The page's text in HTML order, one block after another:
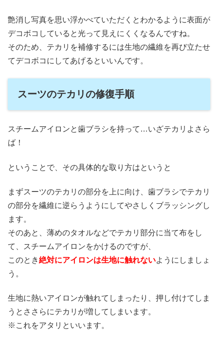
艶消し写真を思い浮かべていただくとわかるように表面が
デコボコしていると光って見えにくくなるんですね。
そのため、テカリを補修するには生地の繊維を再び立たせ
てデコボコにしてあげるといいんです。
スーツのテカリの修復手順
スチームアイロンと歯ブラシを持って…いざテカリよさら
ば！
ということで、その具体的な取り方はというと
まずスーツのテカリの部分を上に向け、歯ブラシでテカリ
の部分を繊維に逆らうようにしてやさしくブラッシングし
ます。
そのあと、薄めのタオルなどでテカリ部分に当て布をし
て、スチームアイロンをかけるのですが、
このとき絶対にアイロンは生地に触れないようにしましょ
う。
生地に熱いアイロンが触れてしまったり、押し付けてしま
うとささらにテカリが増してしまいます。
※これをアタリといいます。